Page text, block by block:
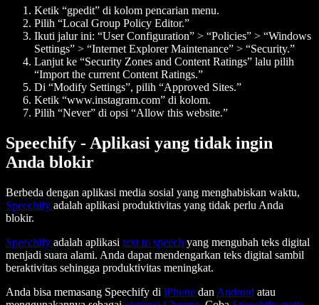
Ketik “gpedit” di kolom pencarian menu.
Pilih “Local Group Policy Editor.”
Ikuti jalur ini: “User Configuration” > “Policies” > “Windows
Settings” > “Internet Explorer Maintenance” > “Security.”
Lanjut ke “Security Zones and Content Ratings” lalu pilih
“Import the current Content Ratings.”
Di “Modify Settings”, pilih “Approved Sites.”
Ketik “www.instagram.com” di kolom.
Pilih “Never” di opsi “Allow this website.”
Speechify - Aplikasi yang tidak ingin
Anda blokir
Berbeda dengan aplikasi media sosial yang menghabiskan waktu,
Speechify adalah aplikasi produktivitas yang tidak perlu Anda
blokir.
Speechify adalah aplikasi text to speech yang mengubah teks digital
menjadi suara alami. Anda dapat mendengarkan teks digital sambil
beraktivitas sehingga produktivitas meningkat.
Anda bisa memasang Speechify di iPhone dan Android atau